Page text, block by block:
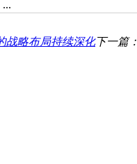
战略布局持续深化下一篇：